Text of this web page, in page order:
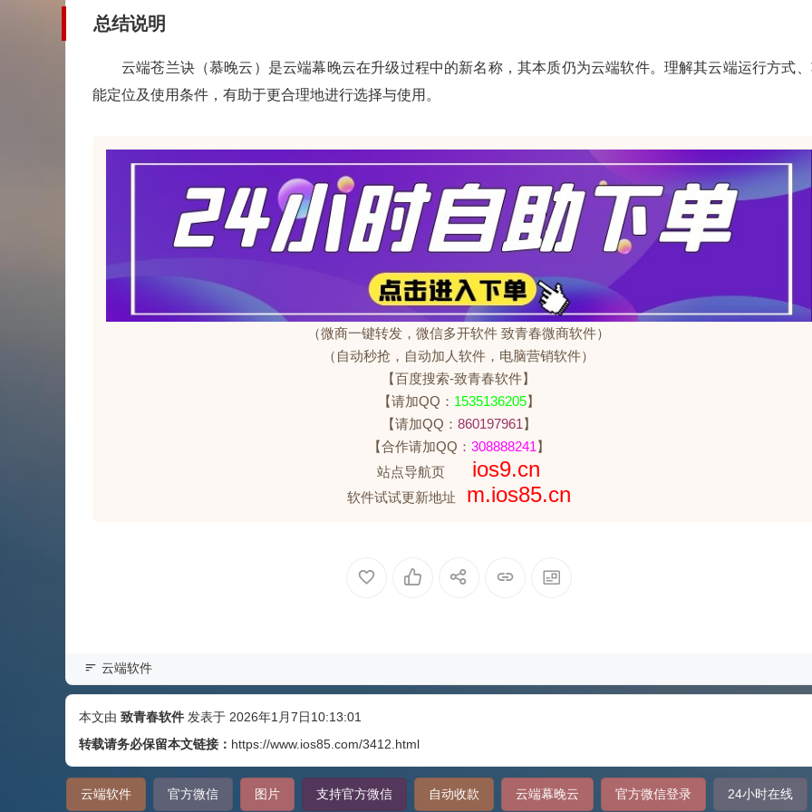
总结说明
云端苍兰诀（慕晚云）是云端幕晚云在升级过程中的新名称，其本质仍为云端软件。理解其云端运行方式
能定位及使用条件，有助于更合理地进行选择与使用。
（微商一键转发，微信多开软件 致青春微商软件）
（自动秒抢，自动加人软件，电脑营销软件）
【百度搜索-致青春软件】
【请加QQ： 1535136205】
【请加QQ： 860197961】
【合作请加QQ： 308888241】
站点导航页
ios9.cn
软件试试更新地址 m.ios85.cn
云端软件
本文由 致青春软件 发表于 2026年1月7日10:13:01
转载请务必保留本文链接： https://www.ios85.com/3412.html
云端软件 官方微信 图片 支持官方微信 自动收款 云端幕晚云 官方微信登录 24小时在线